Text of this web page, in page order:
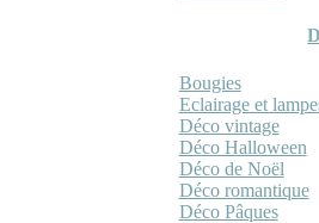
Bougies
Eclairage et
Déco vintage
Déco Halloween
Déco de Noël
Déco romantique
Déco Pâques